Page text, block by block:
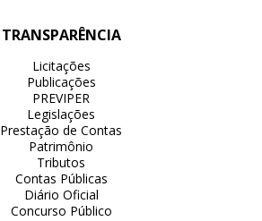
TRANSPARÊNCIA
Licitações
Publicações
PREVIPER
Legislações
Prestação de Contas
Patrimônio
Tributos
Contas Públicas
Diário Oficial
Concurso Público